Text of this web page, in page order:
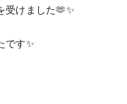
受けました🫶✨
です✨